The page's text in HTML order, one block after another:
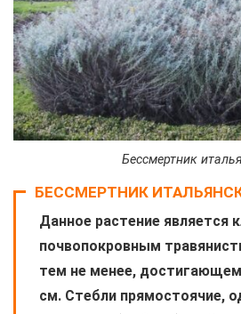
Бессмертник
БЕССМЕРТНИК
Данное растение является
почвопокровным
тем не менее,
см. Стебли прямостоячие,